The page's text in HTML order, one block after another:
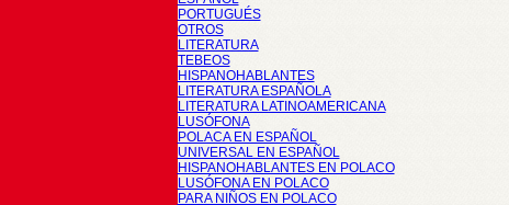
PORTUGUÉS
OTROS
LITERATURA
TEBEOS
HISPANOHABLANTES
LITERATURA ESPAÑOLA
LITERATURA LATINOAMERICANA
LUSÓFONA
POLACA EN ESPAÑOL
UNIVERSAL EN ESPAÑOL
HISPANOHABLANTES EN POLACO
LUSÓFONA EN POLACO
PARA NIÑOS EN POLACO